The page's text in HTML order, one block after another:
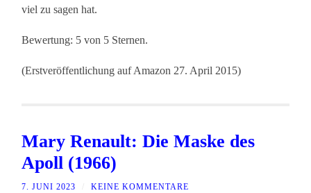
viel zu sagen hat.
Bewertung: 5 von 5 Sternen.
(Erstveröffentlichung auf Amazon 27. April 2015)
Mary Renault: Die Maske des
Apoll (1966)
7. JUNI 2023 KEINE KOMMENTARE